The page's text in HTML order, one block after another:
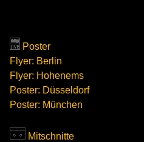
Poster
Flyer: Berlin
Flyer: Hohenems
Poster: Düsseldorf
Poster: München
Mitschnitte